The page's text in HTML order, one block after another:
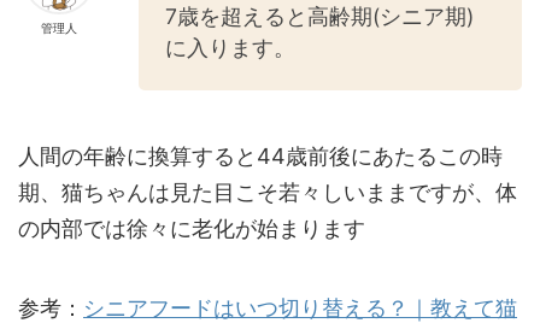
管理人
7歳を超えると高齢期(シニア期)
に入ります。
人間の年齢に換算すると44歳前後にあたるこの時
期、猫ちゃんは見た目こそ若々しいままですが、体
の内部では徐々に老化が始まります
参考： シニアフードはいつ切り替える？｜教えて猫